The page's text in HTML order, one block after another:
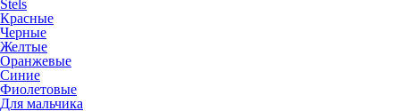
Stels
Красные
Черные
Желтые
Оранжевые
Синие
Фиолетовые
Для мальчика